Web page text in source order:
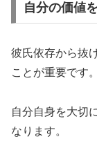
自分の価値
彼氏依存から抜
ことが重要です。
自分自身を大切
なります。